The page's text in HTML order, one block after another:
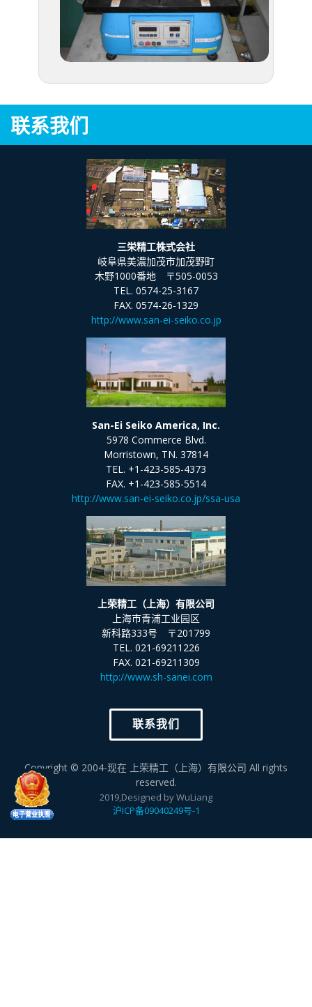
联系我们
三栄精工株式会社
岐阜県美濃加茂市加茂野町
木野1000番地 〒505-0053
TEL. 0574-25-3167
FAX. 0574-26-1329
http://www.san-ei-seiko.co.jp
San-Ei Seiko America, Inc.
5978 Commerce Blvd.
Morristown, TN. 37814
TEL. +1-423-585-4373
FAX. +1-423-585-5514
http://www.san-ei-seiko.co.jp/ssa-usa
上荣精工（上海）有限公司
上海市青浦工业园区
新科路333号 〒201799
TEL. 021-69211226
FAX. 021-69211309
http://www.sh-sanei.com
联系我们
Copyright © 2004-现在 上荣精工（上海）有限公司 All rights
reserved.
2019,Designed by WuLiang
沪ICP备09040249号-1